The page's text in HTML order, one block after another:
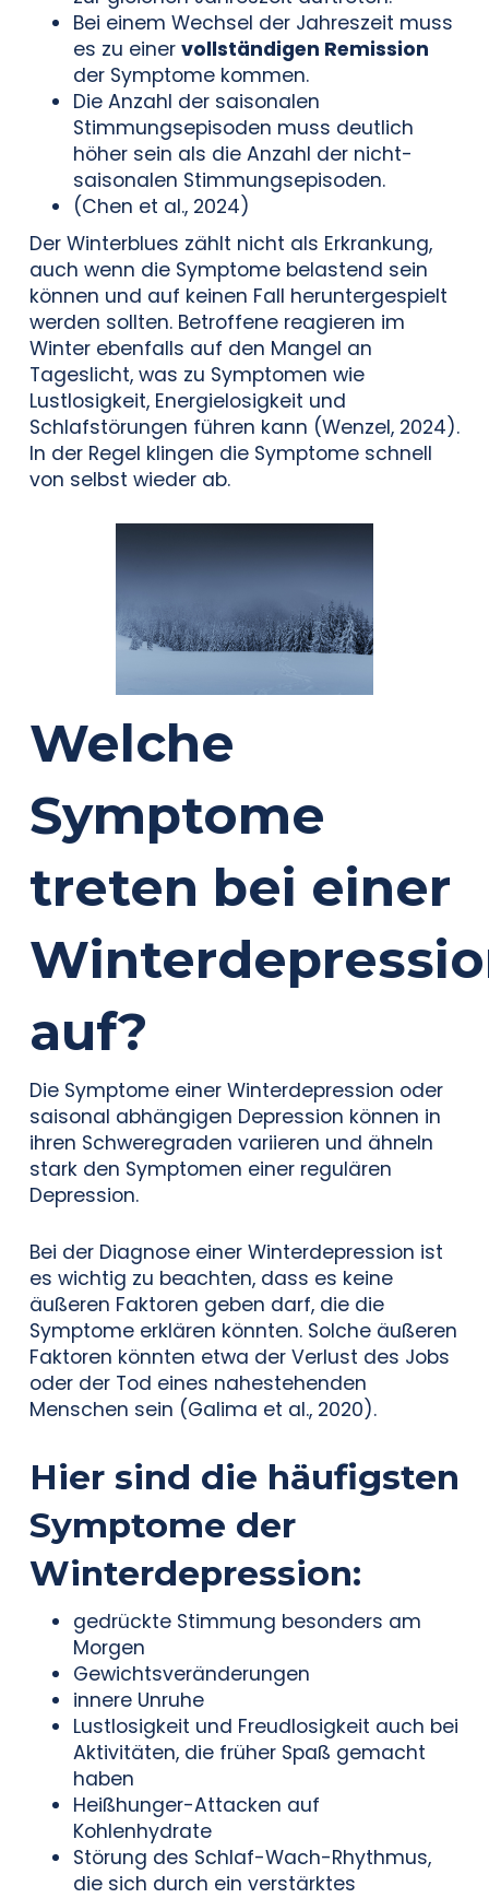
Bei einem Wechsel der Jahreszeit muss
es zu einer vollständigen Remission
der Symptome kommen.
Die Anzahl der saisonalen
Stimmungsepisoden muss deutlich
höher sein als die Anzahl der nicht-
saisonalen Stimmungsepisoden.
(Chen et al., 2024)
Der Winterblues zählt nicht als Erkrankung,
auch wenn die Symptome belastend sein
können und auf keinen Fall heruntergespielt
werden sollten. Betroffene reagieren im
Winter ebenfalls auf den Mangel an
Tageslicht, was zu Symptomen wie
Lustlosigkeit, Energielosigkeit und
Schlafstörungen führen kann (Wenzel, 2024).
In der Regel klingen die Symptome schnell
von selbst wieder ab.
Welche
Symptome
treten bei einer
auf?
Die Symptome einer Winterdepression oder
saisonal abhängigen Depression können in
ihren Schweregraden variieren und ähneln
stark den Symptomen einer regulären
Depression.
Bei der Diagnose einer Winterdepression ist
es wichtig zu beachten, dass es keine
äußeren Faktoren geben darf, die die
Symptome erklären könnten. Solche äußeren
Faktoren könnten etwa der Verlust des Jobs
oder der Tod eines nahestehenden
Menschen sein (Galima et al., 2020).
Hier sind die häufigsten
Symptome der
Winterdepression:
gedrückte Stimmung besonders am
Morgen
Gewichtsveränderungen
innere Unruhe
Lustlosigkeit und Freudlosigkeit auch bei
Aktivitäten, die früher Spaß gemacht
haben
Heißhunger-Attacken auf
Kohlenhydrate
Störung des Schlaf-Wach-Rhythmus,
die sich durch ein verstärktes